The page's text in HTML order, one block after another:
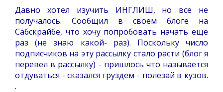
Давно хотел изучить ИНГЛИШ, но все не
получалось. Сообщил в своем блоге на
Сабскрайбе, что хочу попробовать начать еще
раз (не знаю какой- раз). Поскольку число
подписчиков на эту рассылку стало расти (блог я
перевел в рассылку) - пришлось что называется
отдуваться - сказался груздем - полезай в кузов.
.